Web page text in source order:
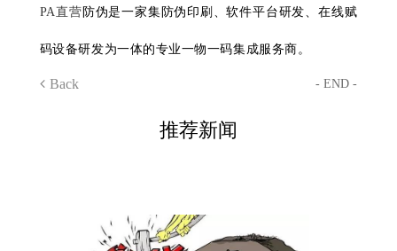
PA直营 防伪是一家集防伪印刷、软件平台研发、在线赋
码设备研发为一体的专业一物一码集成服务商。
Back - END -
推荐新闻